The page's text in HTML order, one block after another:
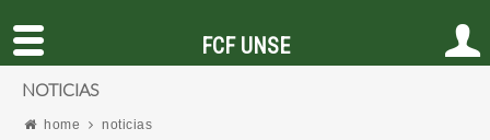
NOTICIAS
home noticias
FCF UNSE